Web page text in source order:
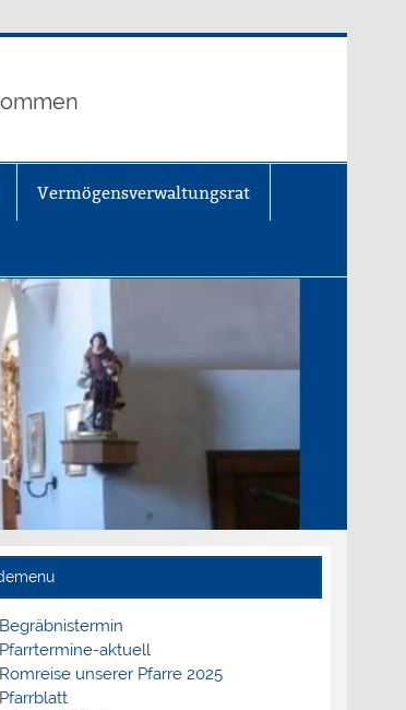
Vermögensverwaltungsrat
Begräbnistermin
Pfarrtermine-aktuell
Romreise unserer Pfarre 2025
Pfarrblatt